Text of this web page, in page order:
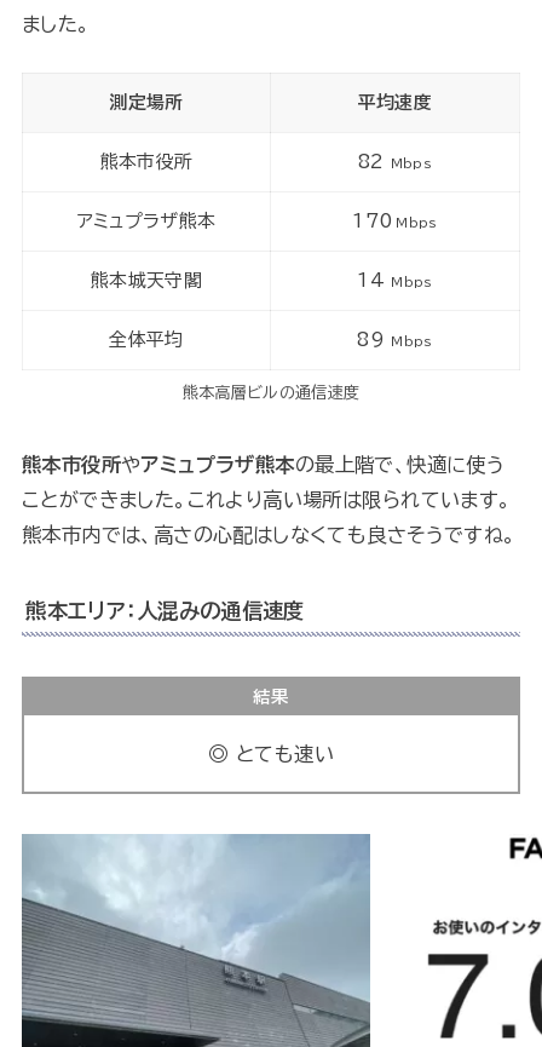
ました。
測定場所 平均速度
熊本市役所 82 Mbps
アミュプラザ熊本 170 Mbps
熊本城天守閣 14 Mbps
全体平均 89 Mbps
熊本高層ビルの通信速度
熊本市役所やアミュプラザ熊本の最上階で、快適に使う
ことができました。これより高い場所は限られています。
熊本市内では、高さの心配はしなくても良さそうですね。
熊本エリア：人混みの通信速度
結果
◎ とても速い